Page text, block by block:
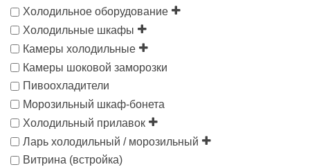
Холодильное оборудование
Холодильные шкафы
Камеры холодильные
Камеры шоковой заморозки
Пивоохладители
Морозильный шкаф-бонета
Холодильный прилавок
Ларь холодильный / морозильный
Витрина (встройка)